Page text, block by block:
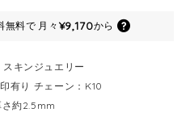
無料で 月々 ¥9,170から
キンジュエリー
有り チェーン：K10
約2.5mm